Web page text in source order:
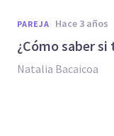
PAREJA hace 3 años
¿Cómo saber
Natalia Bacaicoa